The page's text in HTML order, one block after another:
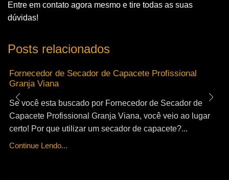
Entre em contato agora mesmo e tire todas as suas
dúvidas!
Posts relacionados
Fornecedor de Secador de Capacete Profissional
Granja Viana
Se você esta buscado por Fornecedor de Secador de
Capacete Profissional Granja Viana, você veio ao lugar
certo! Por que utilizar um secador de capacete?...
Continue Lendo...